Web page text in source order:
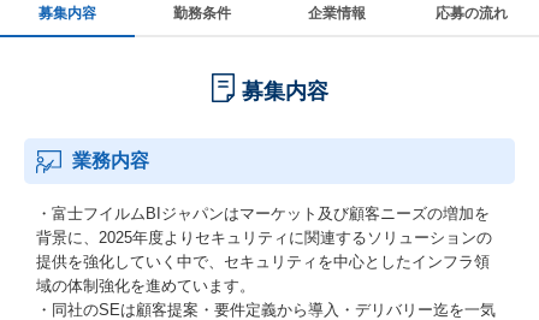
募集内容 勤務条件 企業情報 応募の流れ
募集内容
業務内容
・富士フイルムBIジャパンはマーケット及び顧客ニーズの増加を
背景に、2025年度よりセキュリティに関連するソリューションの
提供を強化していく中で、セキュリティを中心としたインフラ領
域の体制強化を進めています。
・同社のSEは顧客提案・要件定義から導入・デリバリー迄を一気